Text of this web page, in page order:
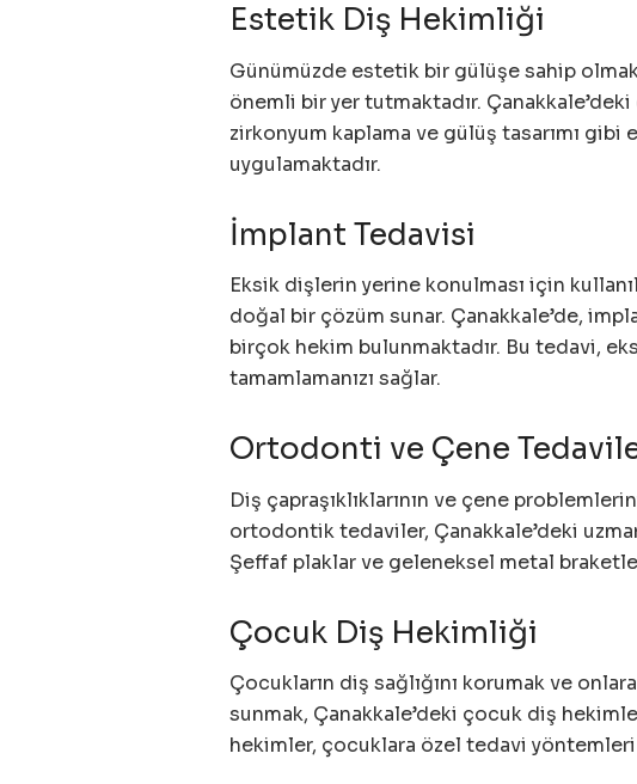
Estetik Diş Hekimliği
Günümüzde estetik bir gülüşe sahip
önemli bir yer tutmaktadır.
zirkonyum kaplama ve gülüş tasarımı gibi
uygulamaktadır.
İmplant Tedavisi
Eksik dişlerin yerine konulması için
doğal bir çözüm sunar. Çanakkale’de,
birçok hekim bulunmaktadır. Bu tedavi,
tamamlamanızı sağlar.
Ortodonti ve Çene
Diş çapraşıklıklarının ve çene
ortodontik tedaviler, Çanakkale’deki
Şeffaf plaklar ve geleneksel metal
Çocuk Diş Hekimliği
Çocukların diş sağlığını korumak ve
sunmak, Çanakkale’deki çocuk diş
hekimler, çocuklara özel tedavi yöntemleri